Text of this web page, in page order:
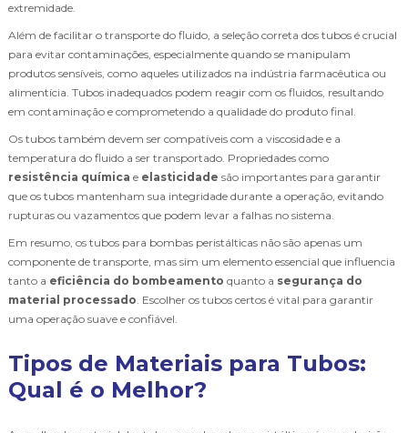
extremidade.
Além de facilitar o transporte do fluido, a seleção correta dos tubos é crucial
para evitar contaminações, especialmente quando se manipulam
produtos sensíveis, como aqueles utilizados na indústria farmacêutica ou
alimentícia. Tubos inadequados podem reagir com os fluidos, resultando
em contaminação e comprometendo a qualidade do produto final.
Os tubos também devem ser compatíveis com a viscosidade e a
temperatura do fluido a ser transportado. Propriedades como
resistência química e elasticidade são importantes para garantir
que os tubos mantenham sua integridade durante a operação, evitando
rupturas ou vazamentos que podem levar a falhas no sistema.
Em resumo, os tubos para bombas peristálticas não são apenas um
componente de transporte, mas sim um elemento essencial que influencia
tanto a eficiência do bombeamento quanto a segurança do
material processado. Escolher os tubos certos é vital para garantir
uma operação suave e confiável.
Tipos de Materiais para Tubos:
Qual é o Melhor?